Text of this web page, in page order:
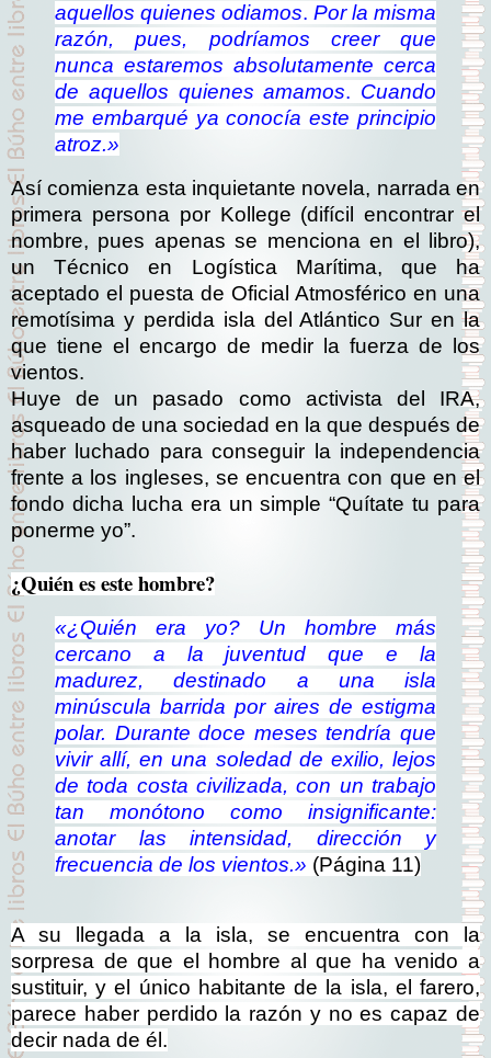
aquellos quienes odiamos. Por la misma
razón, pues, podríamos creer que
nunca estaremos absolutamente cerca
de aquellos quienes amamos. Cuando
me embarqué ya conocía este principio
atroz.»
Así comienza esta inquietante novela, narrada en
primera persona por Kollege (difícil encontrar el
nombre, pues apenas se menciona en el libro),
un Técnico en Logística Marítima, que ha
aceptado el puesta de Oficial Atmosférico en una
remotísima y perdida isla del Atlántico Sur en la
que tiene el encargo de medir la fuerza de los
vientos.
Huye de un pasado como activista del IRA,
asqueado de una sociedad en la que después de
haber luchado para conseguir la independencia
frente a los ingleses, se encuentra con que en el
fondo dicha lucha era un simple “Quítate tu para
ponerme yo”.
¿Quién es este hombre?
«¿Quién era yo? Un hombre más
cercano a la juventud que e la
madurez,destinado a una isla
minúscula barrida por aires de estigma
polar. Durante doce meses tendría que
vivir allí, en una soledad de exilio,lejos
de toda costa civilizada, con un trabajo
tan monótono como insignificante:
anotar las intensidad, dirección y
frecuencia de los vientos.» (Página 11)
A su llegada a la isla, se encuentra con la
sorpresa de que el hombre al que ha venido a
sustituir, y el único habitante de la isla, el farero,
parece haber perdido la razón y no es capaz de
decir nada de él.